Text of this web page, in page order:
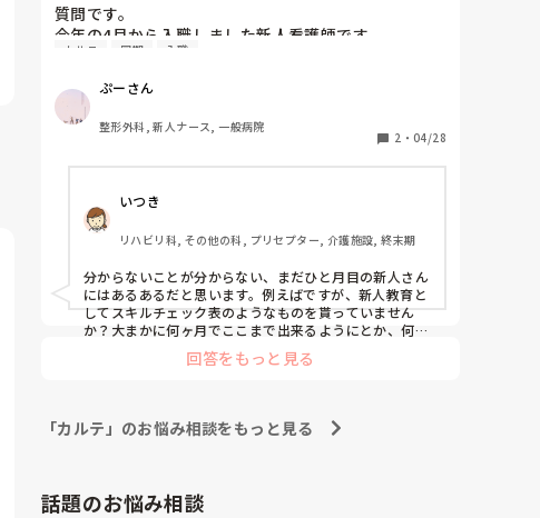
ん。この人はトイレどうやって行ってるんだろう？と
か安静度どのくらい？とか本当は3ヶ月も病棟で働い
と、怒られないようにやらないとという焦りから全然
患者さんのことが見れません。夜勤だと、仮眠がA-1
とB-1が先に入るので、必然的に相方がいなくなる状
況で、A側の患者さんは日勤で見たことがないので、
相手側のチームの患者さんのことは知るはずもなく、
ずもないので、本当に不安で不安で仕方がないです。
自分でも何が言いたいのかわからないくらいには不安
です。ごめんなさい。
でも、気持ちの持ちようなどあれば教えてください。
質問です。
今年の4月から入職しました新人看護師です。
①入職してから1ヶ月が経とうとしています。私は普
ただいてるのですが、先輩の後を追いながら廊下を歩
いていると同じ部署の同期は何やら1人で歩いている
ところをたびたび見かけます。そこで一つ私は、私だ
け先輩の後を追っかけるだけで、同期に置いていかれ
の時期は何が正解なのでしょうか。
②先輩のカルテ記載を横で見ていると必ず聞かれるの
が何か分からないことある？と聞かれるのですが、何
がわからないのかがわからないので、「いやー、」と
濁してしまっています。どのような質問をすると良い
かアドバイスお願いします。
カルテ 同期 入職
ぷーさん
整形外科, 新人ナース, 一般病院
2 ・ 04/28
いつき
リハビリ科, その他の科, プリセプター, 介護施設, 終末期
分からないことが分からない、まだひと月目の新人さん
にはあるあるだと思います。例えばですが、新人教育と
してスキルチェック表のようなものを貰っていません
か？大まかに何ヶ月でここまで出来るようにとか、何ヶ
月でこのページの全部の技術を独り立ちするとか、そう
いうチェック表です。勉強することは多いと思います
見学、次に自分でやる時のシュミレーション、その上で
分からないところを聞く、という形で行けば分からない
す。でも、先輩から独り立ちの了承を貰った技術が増え
ていけば自ずと一日の担当業務の中で自分ができること
回答をもっと見る
「カルテ」のお悩み相談をもっと見る
話題のお悩み相談